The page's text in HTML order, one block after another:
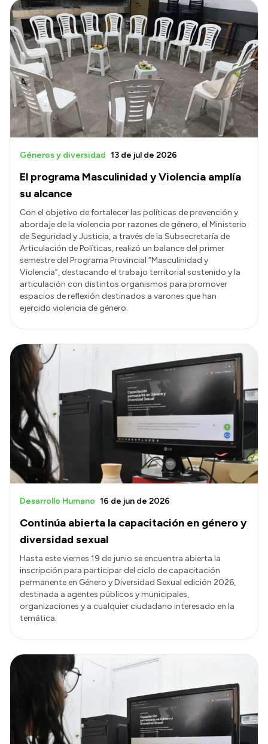
El programa Masculinidad y Violencia amplía
su alcance
Géneros y diversidad 13 de jul de 2026
Con el objetivo de fortalecer las políticas de prevención y
abordaje de la violencia por razones de género, el Ministerio
de Seguridad y Justicia, a través de la Subsecretaría de
Articulación de Políticas, realizó un balance del primer
semestre del Programa Provincial “Masculinidad y
Violencia”, destacando el trabajo territorial sostenido y la
articulación con distintos organismos para promover
espacios de reflexión destinados a varones que han
ejercido violencia de género.
Continúa abierta la capacitación en género y
diversidad sexual
Desarrollo Humano 16 de jun de 2026
Hasta este viernes 19 de junio se encuentra abierta la
inscripción para participar del ciclo de capacitación
permanente en Género y Diversidad Sexual edición 2026,
destinada a agentes públicos y municipales,
organizaciones y a cualquier ciudadano interesado en la
temática.